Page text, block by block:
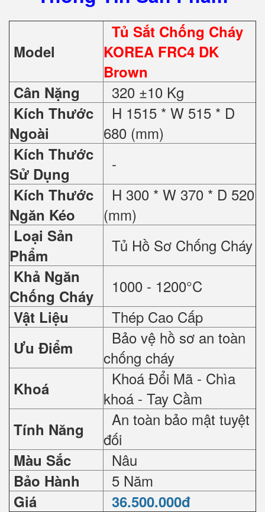
Model
Tủ Sắt Chống Cháy
KOREA FRC4 DK
Brown
Cân Nặng
320 ±10 Kg
Kích Thước
Ngoài
H 1515 * W 515 * D
680 (mm)
Kích Thước
Sử Dụng
-
Kích Thước
Ngăn Kéo
H 300 * W 370 * D 520
(mm)
Loại Sản
Phẩm
Tủ Hồ Sơ Chống Cháy
Khả Ngăn
Chống Cháy
1000 - 1200°C
Vật Liệu Thép Cao Cấp
Ưu Điểm
Bảo vệ hồ sơ an toàn
chống cháy
Khoá
Khoá Đổi Mã - Chìa
khoá - Tay Cầm
Tính Năng
An toàn bảo mật tuyệt
đối
Màu Sắc Nâu
Bảo Hành 5 Năm
Giá 36.500.000đ